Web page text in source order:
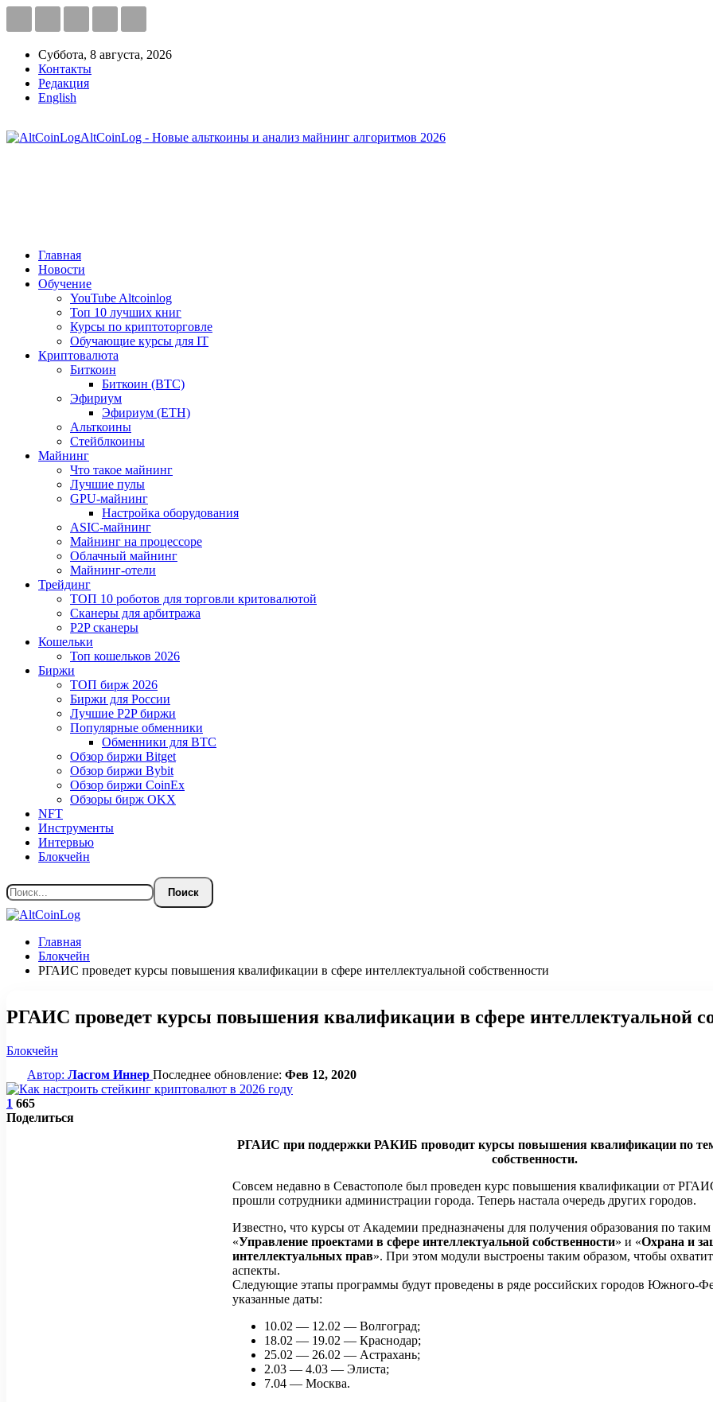
Суббота, 8 августа, 2026
Контакты
Редакция
English
AltCoinLog - Новые альткоины и анализ майнинг алгоритмов 2026
Главная
Новости
Обучение
YouTube Altcoinlog
Топ 10 лучших книг
Курсы по криптоторговле
Обучающие курсы для IT
Криптовалюта
Биткоин
Биткоин (BTC)
Эфириум
Эфириум (ETH)
Альткоины
Стейблкоины
Майнинг
Что такое майнинг
Лучшие пулы
GPU-майнинг
Настройка оборудования
ASIC-майнинг
Майнинг на процессоре
Облачный майнинг
Майнинг-отели
Трейдинг
ТОП 10 роботов для торговли критовалютой
Сканеры для арбитража
P2P сканеры
Кошельки
Топ кошельков 2026
Биржи
ТОП бирж 2026
Биржи для России
Лучшие P2P биржи
Популярные обменники
Обменники для BTC
Обзор биржи Bitget
Обзор биржи Bybit
Обзор биржи CoinEx
Обзоры бирж OKX
NFT
Инструменты
Интервью
Блокчейн
Главная
Блокчейн
РГАИС проведет курсы повышения квалификации в сфере интеллектуальной собственности
РГАИС проведет курсы повышения квалификации в сфере интеллектуальной
Блокчейн
Автор: Ласгом Иннер Последнее обновление: Фев 12, 2020
1 665
Поделиться
РГАИС при поддержки РАКИБ проводит курсы повышения квалификации по
собственности.
Совсем недавно в Севастополе был проведен курс повышения квалификации от
прошли сотрудники администрации города. Теперь настала очередь других городов.
Известно, что курсы от Академии предназначены для получения образования по
«Управление проектами в сфере интеллектуальной собственности» и «Охрана и
интеллектуальных прав». При этом модули выстроены таким образом, чтобы
аспекты.
Следующие этапы программы будут проведены в ряде российских городов Южного-
указанные даты:
10.02 — 12.02 — Волгоград;
18.02 — 19.02 — Краснодар;
25.02 — 26.02 — Астрахань;
2.03 — 4.03 — Элиста;
7.04 — Москва.